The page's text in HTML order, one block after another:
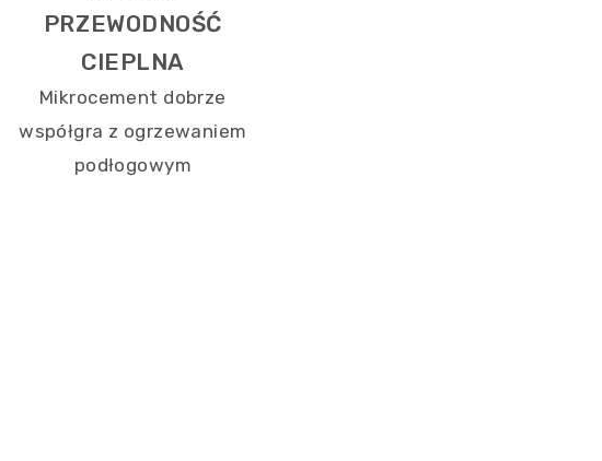
PRZEWODNOŚĆ
CIEPLNA
Mikrocement dobrze
współgra z ogrzewaniem
podłogowym